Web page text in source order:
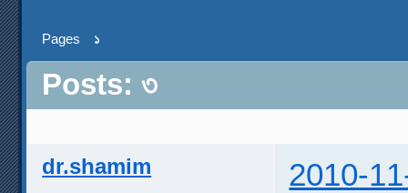
Pages ১
Posts: ৩
dr.shamim 2010-